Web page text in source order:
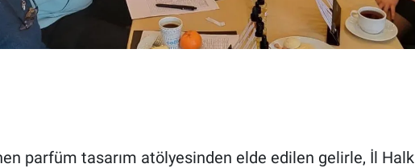
parfüm tasarım atölyesinden elde edilen gelirle, İl Halk